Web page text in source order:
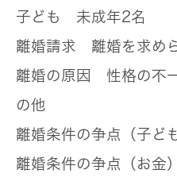
子ども 未成年2名
離婚請求 離婚を求め
離婚の原因 性格の不
の他
離婚条件の争点（子ど
離婚条件の争点（お金）